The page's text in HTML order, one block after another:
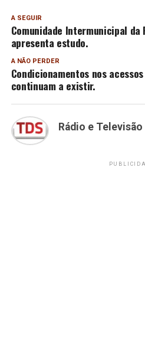
A SEGUIR
Comunidade Intermunicipal da
apresenta estudo.
A NÃO PERDER
Condicionamentos nos
continuam a existir.
Rádio e Televisão